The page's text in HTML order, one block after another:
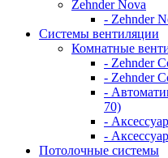
Zehnder Nova
- Zehnder
Системы вентиляции
Комнатные
- Zehnder
- Zehnder
-
70)
-
-
Потолочные системы